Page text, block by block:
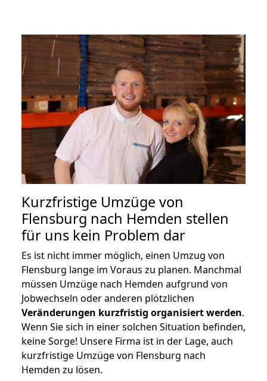
Kurzfristige Umzüge von
Flensburg nach Hemden stellen
für uns kein Problem dar
Es ist nicht immer möglich, einen Umzug von
Flensburg lange im Voraus zu planen. Manchmal
müssen Umzüge nach Hemden aufgrund von
Jobwechseln oder anderen plötzlichen
Veränderungen kurzfristig organisiert werden.
Wenn Sie sich in einer solchen Situation befinden,
keine Sorge! Unsere Firma ist in der Lage, auch
kurzfristige Umzüge von Flensburg nach
Hemden zu lösen.